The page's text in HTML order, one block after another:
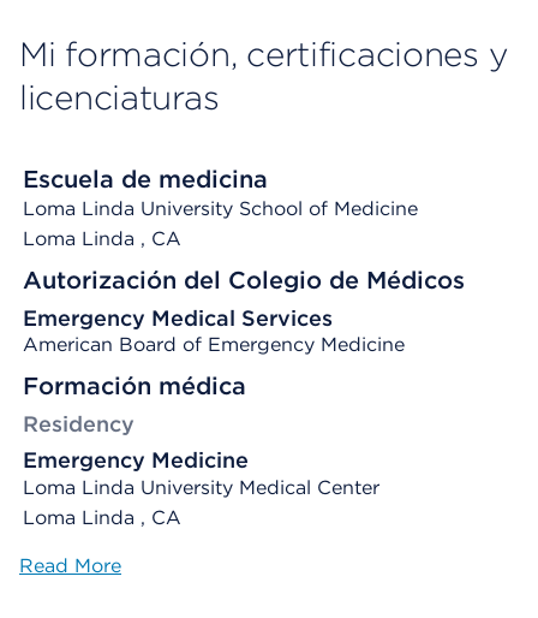
Mi formación, certificaciones y
licenciaturas
Escuela de medicina
Loma Linda University School of Medicine
Loma Linda , CA
Autorización del Colegio de Médicos
Emergency Medical Services
American Board of Emergency Medicine
Formación médica
Residency
Emergency Medicine
Loma Linda University Medical Center
Loma Linda , CA
Read More